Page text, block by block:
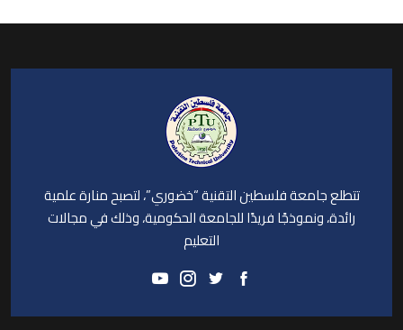
تتطلع جامعة فلسطين التقنية “خضوري”، لتصبح منارة علمية
رائدة، ونموذجًا فريدًا للجامعة الحكومية، وذلك في مجالات
التعليم